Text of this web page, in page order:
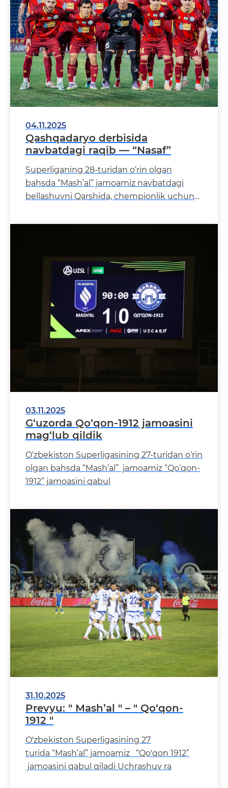
04.11.2025
Qashqadaryo derbisida
navbatdagi raqib — “Nasaf”
Superliganing 28-turidan o‘rin olgan
bahsda “Mash’al” jamoamiz navbatdagi
bellashuvni Qarshida, chempionlik uchun
03.11.2025
G‘uzorda Qo‘qon-1912 jamoasini
mag‘lub qildik
O‘zbekiston Superligasining 27-turidan o‘rin
olgan bahsda “Mash’al” jamoamiz “Qo‘qon-
1912” jamoasini qabul
31.10.2025
Prevyu: " Mash’al " – " Qo‘qon-
1912 "
O'zbekiston Superligasining 27
turida “Mash’al” jamoamiz “Qo'qon 1912”
jamoasini qabul qiladi Uchrashuv ra